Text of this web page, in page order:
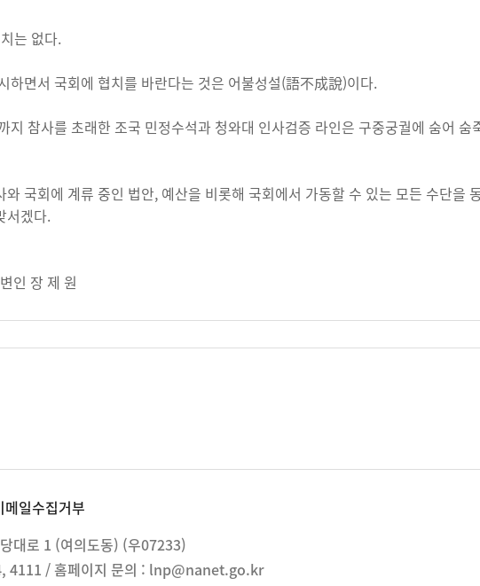
는 없다.
하면서 국회에 협치를 바란다는 것은 어불성설(語不成說)이다.
지 참사를 초래한 조국 민정수석과 청와대 인사검증 라인은 구중궁궐에 숨어
와 국회에 계류 중인 법안, 예산을 비롯해 국회에서 가동할 수 있는 모든 수단을
서겠다.
인 장 제 원
메일수집거부
대로 1 (여의도동) (우07233)
4111 / 홈페이지 문의 : lnp@nanet.go.kr